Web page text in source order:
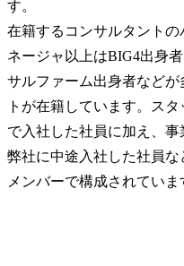
す。
在籍するコンサルタント
ネージャ以上はBIG4出身
サルファーム出身者など
トが在籍しています。ス
で入社した社員に加え、
弊社に中途入社した社員
メンバーで構成されていま